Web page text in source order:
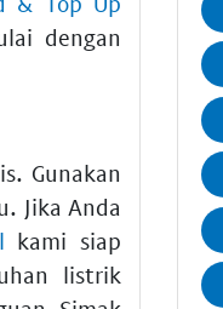
dengan
Gunakan
Jika Anda
kami siap
listrik